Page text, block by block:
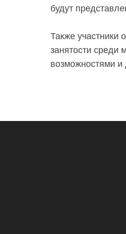
будут
Также участники
занятости среди
возможностями и